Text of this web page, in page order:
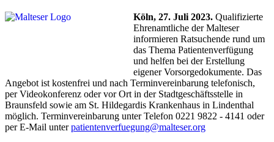
Köln, 27. Juli 2023. Qualifizierte
Ehrenamtliche der Malteser
informieren Ratsuchende rund um
das Thema Patientenverfügung
und helfen bei der Erstellung
eigener Vorsorgedokumente. Das
Angebot ist kostenfrei und nach Terminvereinbarung telefonisch,
per Videokonferenz oder vor Ort in der Stadtgeschäftsstelle in
Braunsfeld sowie am St. Hildegardis Krankenhaus in Lindenthal
möglich. Terminvereinbarung unter Telefon 0221 9822 - 4141 oder
per E-Mail unterpatientenverfuegung@malteser.org